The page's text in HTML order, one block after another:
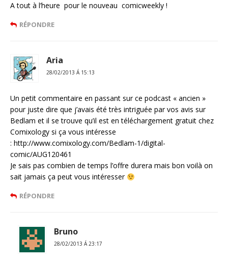
A tout à l’heure pour le nouveau comicweekly !
RÉPONDRE
Aria
28/02/2013 Á 15:13
Un petit commentaire en passant sur ce podcast « ancien »
pour juste dire que j’avais été très intriguée par vos avis sur
Bedlam et il se trouve qu’il est en téléchargement gratuit chez
Comixology si ça vous intéresse
: http://www.comixology.com/Bedlam-1/digital-
comic/AUG120461
Je sais pas combien de temps l’offre durera mais bon voilà on
sait jamais ça peut vous intéresser
RÉPONDRE
Bruno
28/02/2013 Á 23:17